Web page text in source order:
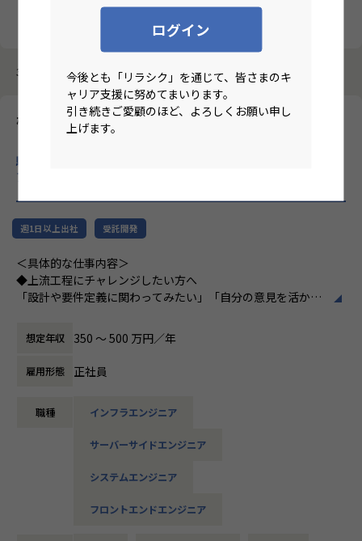
ログイン
今後とも「リラシク」を通じて、皆さまのキ
ャリア支援に努めてまいります。
引き続きご愛顧のほど、よろしくお願い申し
上げます。
3987件中 11件～20件
株式会社パートナー
験枠/IT実務6ケ月以上】上場企業のグループ会社でのITエンジニ
ア募集！
週1日以上出社 受託開発
＜具体的な仕事内容＞
◆上流工程にチャレンジしたい方へ
「設計や要件定義に関わってみたい」「自分の意見を活かせ
そんな方には700社以上の中からスキルや希望に合う案件を
ご紹介しています。
たとえば、ヨガ配信アプリやECサイトの新規開発、クラウド
設計など、上流フェーズから関われる案件も豊富です。ま
ひとりで悩まず、安心して挑戦できます。
◆落ち着いた環境で、長く働きたい方へ
OKの案件も多く、週2～3日出社が基本。残業は月9時間ほど
現場には教育担当がつき、月1回の面談やチャット相談も実
想定年収 350 〜 500 万円／年
雇用形態 正社員
職種 インフラエンジニア
サーバーサイドエンジニア
システムエンジニア
フロントエンドエンジニア